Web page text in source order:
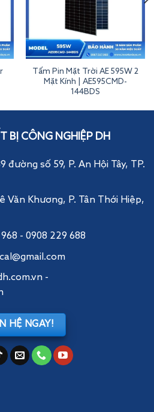
Tấm Pin Mặt Trời AE 595W 2
Mặt Kính | AE595CMD-
144BDS
| AE580CMD-144BDS
BỊ CÔNG NGHIỆP DH
đường số 59, P. An Hội Tây, TP.
Văn Khương, P. Tân Thới Hiệp,
- 0908 229 688
-
HỆ NGAY!